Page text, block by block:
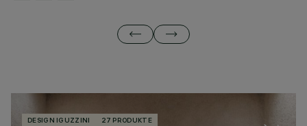
DESIGN IGUZZINI 27 PRODUKTE